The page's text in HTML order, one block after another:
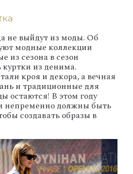
не выйдут из моды. Об
модные коллекции
из сезона в сезон
из денима.
кроя и декора, а вечная
и традиционные для
остаются! В этом году
непременно должны быть
создавать образы в